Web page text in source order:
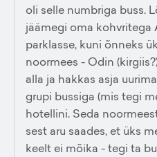
oli selle numbriga buss.
jäämegi oma kohvritega
parklasse, kuni õnneks
noormees - Odin
alla ja hakkas asja
grupi bussiga (mis tegi
hotellini. Seda
sest aru saades, et üks
keelt ei mõika - tegi ta